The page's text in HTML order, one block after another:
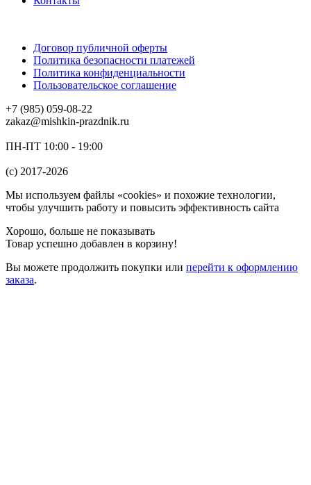
Договор публичной оферты
Политика безопасности платежей
Политика конфиденциальности
Пользовательское соглашение
+7 (985) 059-08-22
zakaz@mishkin-prazdnik.ru
ПН-ПТ 10:00 - 19:00
(c) 2017-2026
Мы используем файлы «cookies» и похожие технологии,
чтобы улучшить работу и повысить эффективность сайта
Хорошо, больше не показывать
Товар успешно добавлен в корзину!
Вы можете продолжить покупки или перейти к оформлению
заказа.